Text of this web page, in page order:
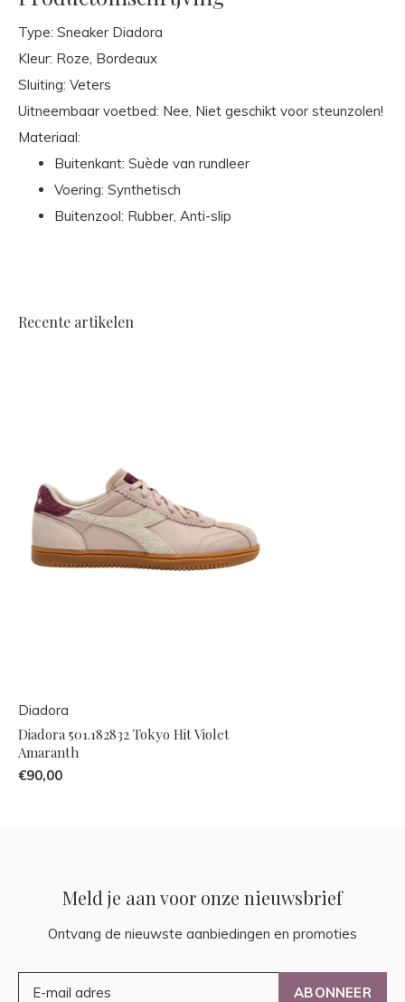
Type: Sneaker Diadora
Kleur: Roze, Bordeaux
Sluiting: Veters
Uitneembaar voetbed: Nee, Niet geschikt voor steunzolen!
Materiaal:
Buitenkant: Suède van rundleer
Voering: Synthetisch
Buitenzool: Rubber, Anti-slip
Recente artikelen
Diadora
Diadora 501.182832 Tokyo Hit Violet
Amaranth
€90,00
Meld je aan voor onze nieuwsbrief
Ontvang de nieuwste aanbiedingen en promoties
ABONNEER